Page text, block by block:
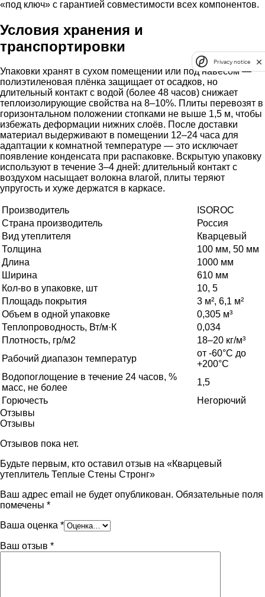
«под ключ» с гарантией совместимости всех компонентов.
Условия хранения и
транспортировки
Упаковки хранят в сухом помещении или под навесом —
полиэтиленовая плёнка защищает от осадков, но
длительный контакт с водой (более 48 часов) снижает
теплоизолирующие свойства на 8–10%. Плиты перевозят в
горизонтальном положении стопками не выше 1,5 м, чтобы
избежать деформации нижних слоёв. После доставки
материал выдерживают в помещении 12–24 часа для
адаптации к комнатной температуре — это исключает
появление конденсата при распаковке. Вскрытую упаковку
используют в течение 3–4 дней: длительный контакт с
воздухом насыщает волокна влагой, плиты теряют
упругость и хуже держатся в каркасе.
Производитель
ISOROC
Страна производитель
Россия
Вид утеплителя
Кварцевый
Толщина
100 мм, 50 мм
Длина
1000 мм
Ширина
610 мм
Кол-во в упаковке, шт
10, 5
Площадь покрытия
3 м², 6,1 м²
Объем в одной упаковке
0,305 м³
Теплопроводность, Вт/м·К
0,034
Плотность, гр/м2
18–20 кг/м³
Рабочий диапазон температур
от -60°C до
+200°C
Водопоглощение в течение 24 часов, %
масс, не более
1,5
Горючесть
Негорючий
Отзывы
Отзывы
Отзывов пока нет.
Будьте первым, кто оставил отзыв на «Кварцевый
утеплитель Теплые Стены Стронг»
Ваш адрес email не будет опубликован. Обязательные поля
помечены *
Ваша оценка *
Ваш отзыв *
Privacy notice